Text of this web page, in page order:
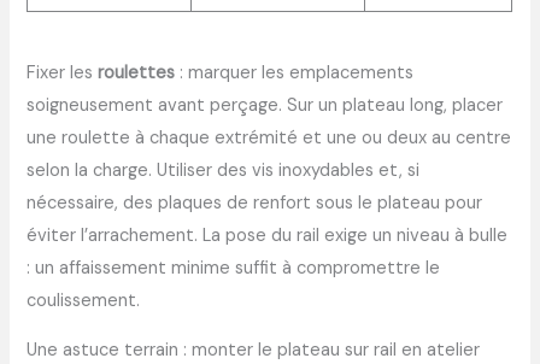
Fixer lesroulettes : marquer les emplacements
soigneusement avant perçage. Sur un plateau long, placer
une roulette à chaque extrémité et une ou deux au centre
selon la charge. Utiliser des vis inoxydables et, si
nécessaire, des plaques de renfort sous le plateau pour
éviter l’arrachement. La pose du rail exige un niveau à bulle
: un affaissement minime suffit à compromettre le
coulissement.
Une astuce terrain : monter le plateau sur rail en atelier